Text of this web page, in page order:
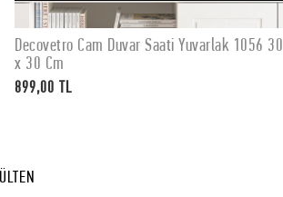
Stokta Yok
Decovetro Cam Duvar Saati Yuvarlak 1056 30
x 30 Cm
899,00 TL